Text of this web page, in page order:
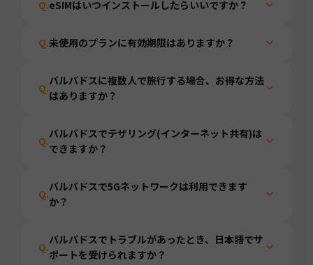
Q.eSIMはいつインストールしたらいいですか？
Q.未使用のプランに有効期限はありますか？
Q.
バルバドスに複数人で旅行する場合、お得な方法
はありますか？
Q.
バルバドスでテザリング(インターネット共有)は
できますか？
Q.
バルバドスで5Gネットワークは利用できます
か？
Q.
バルバドスでトラブルがあったとき、日本語でサ
ポートを受けられますか？